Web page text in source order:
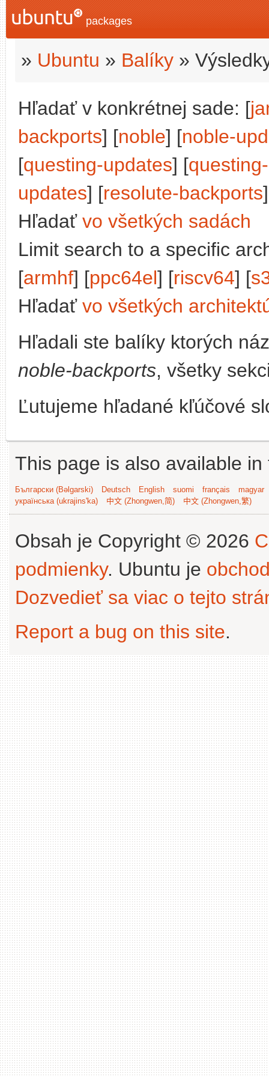
packages
» Ubuntu » Balíky »
Hľadať v konkrétnej sade: [
backports] [noble] [noble-
[questing-updates] [
updates] [resolute-backports
Hľadať vo všetkých sadách
Limit search to a specific
[armhf] [ppc64el] [riscv64] [
Hľadať vo všetkých
Hľadali ste balíky ktorých
noble-backports, všetky
Ľutujeme hľadané kľúčové
This page is also available
Български (Bəlgarski) Deutsch English suomi français
magyar
українська (ukrajins'ka)
中文 (Zhongwen,简) 中文 (Zhongwen,繁)
Obsah je Copyright © 2026
podmienky. Ubuntu je
Dozvedieť sa viac o tejto
Report a bug on this site.